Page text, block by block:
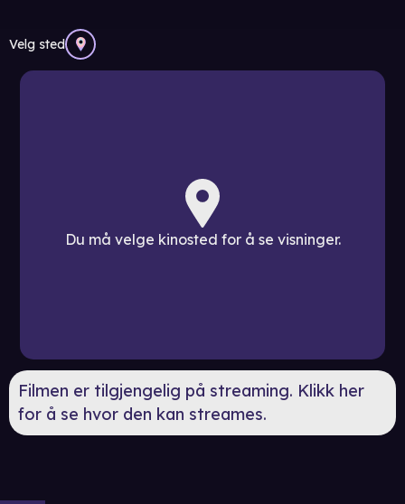
Velg sted
Du må velge kinosted for å se visninger.
Filmen er tilgjengelig på streaming. Klikk her
for å se hvor den kan streames.